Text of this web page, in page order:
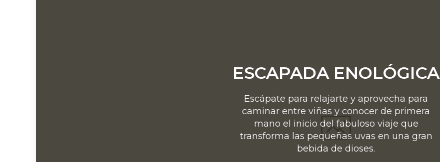
ESCAPADA ENOLÓGICA
Escápate para relajarte y aprovecha para
caminar entre viñas y conocer de primera
mano el inicio del fabuloso viaje que
transforma las pequeñas uvas en una gran
bebida de dioses.